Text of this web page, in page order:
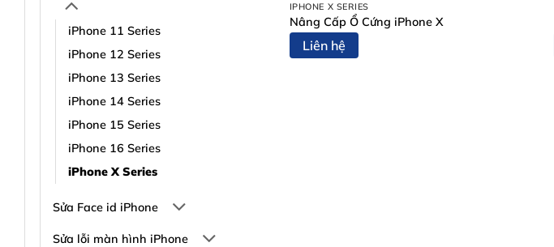
iPhone 11 Series
iPhone 12 Series
iPhone 13 Series
iPhone 14 Series
iPhone 15 Series
iPhone 16 Series
iPhone X Series
Sửa Face id iPhone
Sửa lỗi màn hình iPhone
IPHONE X SERIES
Nâng Cấp Ổ Cứng iPhone X
Liên hệ